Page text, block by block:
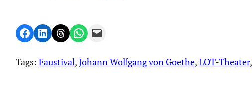
Share on Facebook
Share on LinkedIn
Share on Threads
Share on WhatsApp
Email this Page
Tags: Faustival, Johann Wolfgang von Goethe, LOT-Theater,